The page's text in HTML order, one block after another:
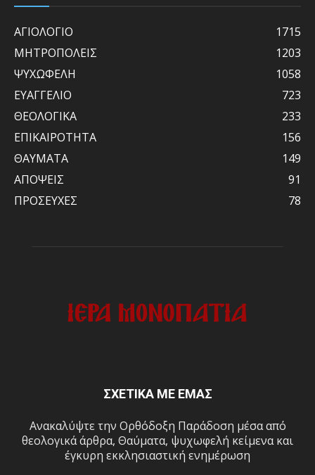
ΑΓΙΟΛΟΓΙΟ
1715
ΜΗΤΡΟΠΟΛΕΙΣ
1203
ΨΥΧΩΦΕΛΗ
1058
ΕΥΑΓΓΕΛΙΟ
723
ΘΕΟΛΟΓΙΚΑ
233
ΕΠΙΚΑΙΡΟΤΗΤΑ
156
ΘΑΥΜΑΤΑ
149
ΑΠΟΨΕΙΣ
91
ΠΡΟΣΕΥΧΕΣ
78
ΣΧΕΤΙΚΑ ΜΕ ΕΜΑΣ
Ανακαλύψτε την Ορθόδοξη Παράδοση μέσα από
θεολογικά άρθρα, Θαύματα, ψυχωφελή κείμενα και
έγκυρη εκκλησιαστική ενημέρωση